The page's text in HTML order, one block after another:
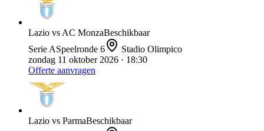
Lazio vs AC MonzaBeschikbaar
Serie ASpeelronde 6
Stadio Olimpico
zondag 11 oktober 2026 · 18:30
Offerte aanvragen
Lazio vs ParmaBeschikbaar